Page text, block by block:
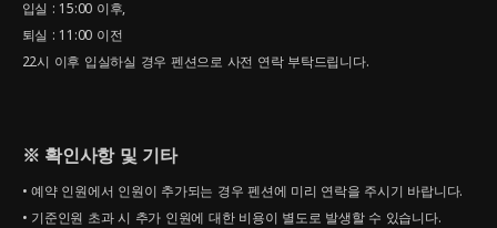
입실 : 15:00 이후,
퇴실 : 11:00 이전
22시 이후 입실하실 경우 펜션으로 사전 연락 부탁드립니다.
※ 확인사항 및 기타
• 예약 인원에서 인원이 추가되는 경우 펜션에 미리 연락을 주시기 바랍니다.
• 기준인원 초과 시 추가 인원에 대한 비용이 별도로 발생할 수 있습니다.